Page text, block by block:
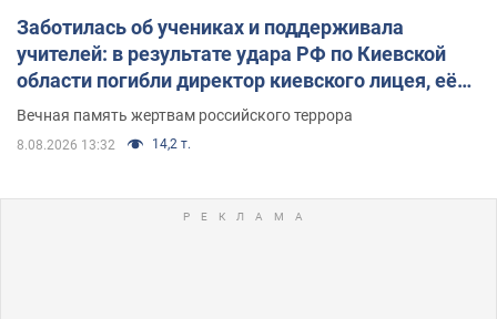
Заботилась об учениках и поддерживала
учителей: в результате удара РФ по Киевской
области погибли директор киевского лицея, её
муж и внук
Вечная память жертвам российского террора
8.08.2026 13:32 14,2 т.